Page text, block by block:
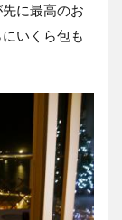
に最高のお
いくら包も